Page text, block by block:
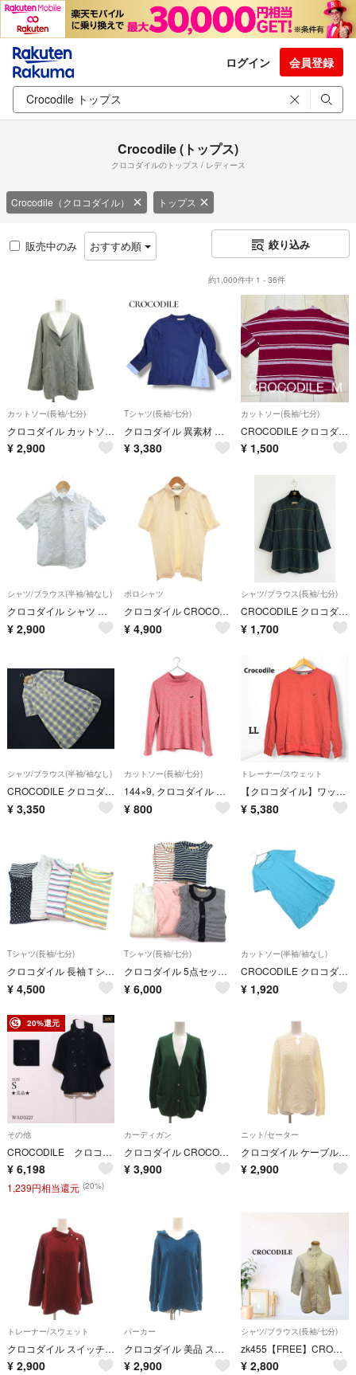
ログイン 会員登録
Crocodile (トップス)
クロコダイルのトップス / レディース
Crocodile（クロコダイル） トップス
販売中のみ おすすめ順 絞り込み
約1,000件中 1 - 36件
カットソー(長袖/七分)
クロコダイル カットソー L グレー Vネック 長袖 /RN ■ECB007
¥ 2,900
Tシャツ(長袖/七分)
クロコダイル 異素材 ドッキング カットソー ストライプシャツ ネイビー M
¥ 3,380
カットソー(長袖/七分)
CROCODILE クロコダイル ボーダー 七分袖 カットソー ボルドー M
¥ 1,500
シャツ/ブラウス(半袖/袖なし)
クロコダイル シャツ ブラウス M 青 ブルー 白 ホワイト ボーダー柄 半袖
¥ 2,900
ポロシャツ
クロコダイル CROCODILE ポロシャツ L 白 ホワイト 無地 半袖
¥ 4,900
シャツ/ブラウス(長袖/七分)
CROCODILE クロコダイル バンドカラー シャツ ブラウス L グリーン チェック 七分袖
¥ 1,700
シャツ/ブラウス(半袖/袖なし)
CROCODILE クロコダイル チェック プルオーバー シャツ sizeL/黄ｘ紺 ■◆ レディース
¥ 3,350
カットソー(長袖/七分)
144×9, クロコダイル ボーダー長袖カットソー M
¥ 800
トレーナー/スウェット
【クロコダイル】ワッフルスウェット ロゴ刺繍 ピンク カジュアル きれいめ LL
¥ 5,380
Tシャツ(長袖/七分)
クロコダイル 長袖Ｔシャツ 4点セット ボーダー ドット トップス まとめて レディース Mサイズ CROCODILE
¥ 4,500
Tシャツ(長袖/七分)
クロコダイル 5点セット 長袖Ｔシャツ カーディガン ボーダー柄 トップス まとめて 大量 レディース Mサイズ CROCODILE
¥ 6,000
カットソー(半袖/袖なし)
CROCODILE クロコダイル カットワーク カットソー sizeL/ターコイズ ■◆ レディース
¥ 1,920
20%還元
その他
CROCODILE クロコダイル ケープコート 無地 フード ボタン付き ボア
¥ 6,198
1,239円相当還元 (20%)
カーディガン
クロコダイル CROCODILE カーディガン ニット M 緑 グリーン
¥ 3,900
ニット/セーター
クロコダイル ケーブルニット セーター キーネック 長袖 M アイボリー ロゴ
¥ 2,900
トレーナー/スウェット
クロコダイル スイッチモーション スウェット トレーナー M 赤 ポロカラー
¥ 2,900
パーカー
クロコダイル 美品 スウェットパーカー M 青 ブルーグリーン Vネック ロゴ
¥ 2,900
シャツ/ブラウス(長袖/七分)
zk455【FREE】CROCODILE シャツ/ブラウス 七分袖 ドット柄
¥ 2,800